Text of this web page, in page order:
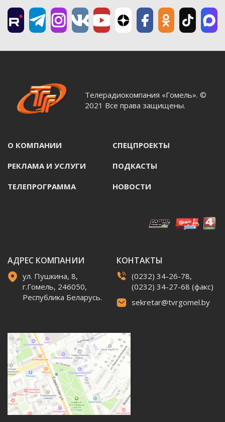
Телерадиокомпания «Гомель». ©
2021 Все права защищены.
О КОМПАНИИ СПЕЦПРОЕКТЫ
РЕКЛАМА И УСЛУГИ ПОДКАСТЫ
ТЕЛЕПРОГРАММА НОВОСТИ
АДРЕС КОМПАНИИ
ул. Пушкина, 8,
г.Гомель, 246050,
Республика Беларусь.
КОНТАКТЫ
(0232) 34-26-78,
(0232) 34-27-68 (факс)
sekretar@tvrgomel.by